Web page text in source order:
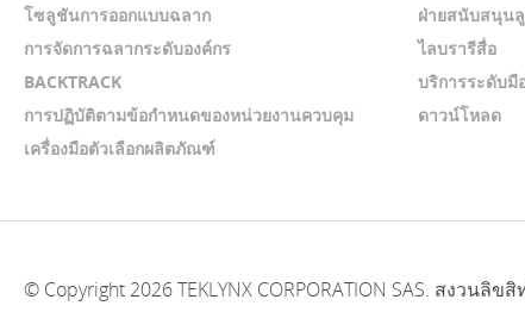
โซลูชันการออกแบบฉลาก
การจัดการฉลากระดับองค์กร
BACKTRACK
การปฏิบัติตามข้อกำหนดของหน่วยงานควบคุม
เครื่องมือตัวเลือกผลิตภัณฑ์
ฝ่ายสนับสนุน
ไลบรารีสื่อ
บริการระดับมื
ดาวน์โหลด
© Copyright 2026 TEKLYNX CORPORATION SAS. สงวนลิข